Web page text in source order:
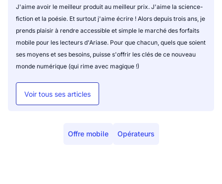
J'aime avoir le meilleur produit au meilleur prix. J'aime la science-
fiction et la poésie. Et surtout j'aime écrire ! Alors depuis trois ans, je
prends plaisir à rendre accessible et simple le marché des forfaits
mobile pour les lecteurs d'Ariase. Pour que chacun, quels que soient
ses moyens et ses besoins, puisse s'offrir les clés de ce nouveau
monde numérique (qui rime avec magique !)
Voir tous ses articles
Offre mobile Opérateurs